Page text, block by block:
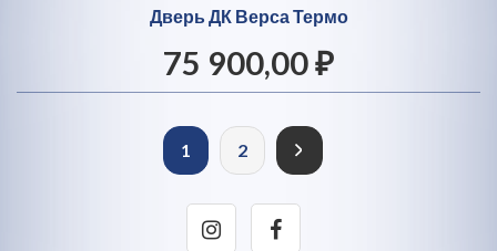
Дверь ДК Верса Термо
75 900,00 ₽
1 2